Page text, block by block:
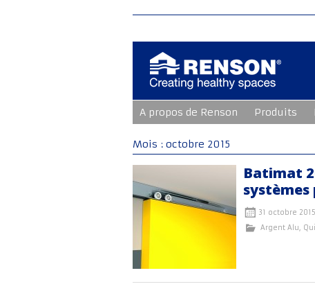
au
contenu
principal
A propos de Renson Produits
Mois : octobre 2015
Batimat
31 octobre 2015
Argent Alu,